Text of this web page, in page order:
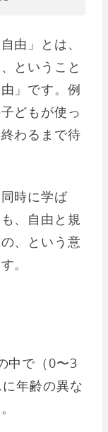
由」とは、
ということ
」です。例
どもが使っ
わるまで待
時に学ば
、自由と規
、という意
。
中で（0〜3
年齢の異な